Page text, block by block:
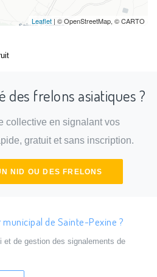
Leaflet | © OpenStreetMap, © CARTO
des frelons asiatiques ?
collective en signalant vos
gratuit et sans inscription.
NID OU DES FRELONS
de Sainte-Pexine ?
de gestion des signalements de